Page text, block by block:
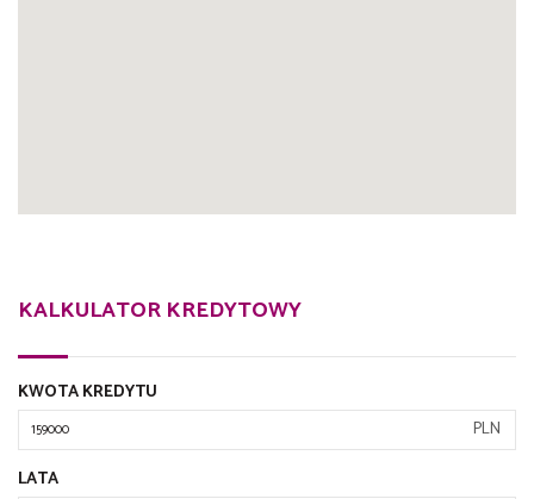
KALKULATOR KREDYTOWY
KWOTA KREDYTU
PLN
LATA